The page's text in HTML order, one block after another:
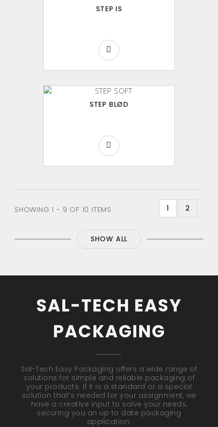
STEP IS
STEP BLØD
SHOWING 1 - 9 OF 10 ITEMS 1 2
SHOW ALL
SAL-TECH EASY
PACKAGING
Sal-Tech Easy Packaging offers a wide range of
solutions for simple and reliable packaging of
your products. If it is a standard or a special
solution that’s needed for your assignment, we
have a creative input to solve your needs,
securing you an up to date packaging
application.